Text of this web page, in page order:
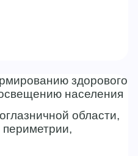
здорового
населения
области,